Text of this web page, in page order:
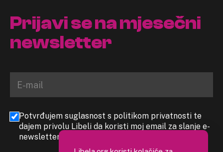
Prijavi se na mjesečni
newsletter
Potvrđujem suglasnost s politikom privatnosti te
dajem privolu Libeli da koristi moj email za slanje e-
newslettera